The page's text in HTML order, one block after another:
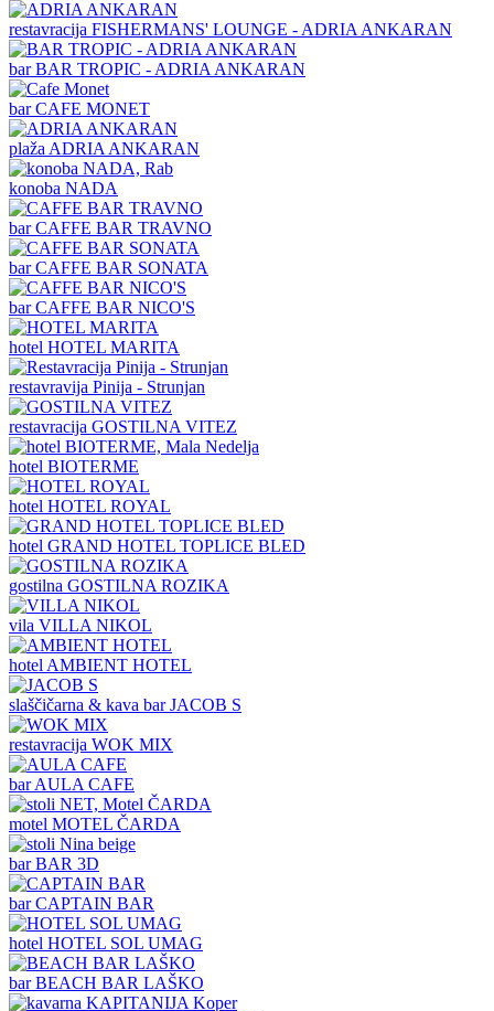
restavracija FISHERMANS' LOUNGE - ADRIA ANKARAN
barBAR TROPIC - ADRIA ANKARAN
barCAFE MONET
plaža ADRIA ANKARAN
konoba NADA
barCAFFE BAR TRAVNO
barCAFFE BAR SONATA
barCAFFE BAR NICO'S
hotel HOTEL MARITA
restavravija Pinija - Strunjan
restavracija GOSTILNA VITEZ
hotel BIOTERME
hotel HOTEL ROYAL
hotel GRAND HOTEL TOPLICE BLED
gostilna GOSTILNA ROZIKA
vila VILLA NIKOL
hotel AMBIENT HOTEL
slaščičarna & kava barJACOB S
restavracija WOK MIX
barAULA CAFE
motel MOTEL ČARDA
barBAR 3D
barCAPTAIN BAR
hotel HOTEL SOL UMAG
barBEACH BAR LAŠKO